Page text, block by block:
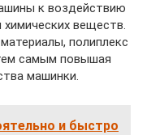
к воздействию
веществ.
полиплекс
самым повышая
машинки.
и быстро